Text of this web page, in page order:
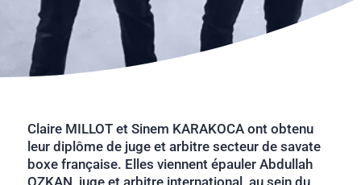
Claire MILLOT et Sinem KARAKOCA ont obtenu
leur diplôme de juge et arbitre secteur de savate
boxe française. Elles viennent épauler Abdullah
OZKAN, juge et arbitre international, au sein du